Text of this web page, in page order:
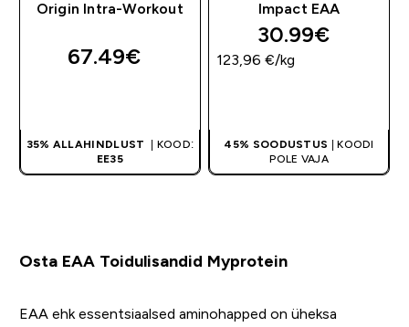
Origin Intra-Workout
67.49€‎
35% ALLAHINDLUST
| KOOD:
EE35
Impact EAA
30.99€‎
123,96 €‎/kg
45% SOODUSTUS | KOODI
POLE VAJA
Osta EAA Toidulisandid Myprotein
EAA ehk essentsiaalsed aminohapped on üheksa